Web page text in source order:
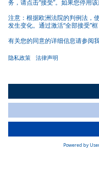
游艇用顶置空调系统
Webasto 的船舶和游艇空
露营车的制冷解
You are currently on our
information, please visit our
All Countries